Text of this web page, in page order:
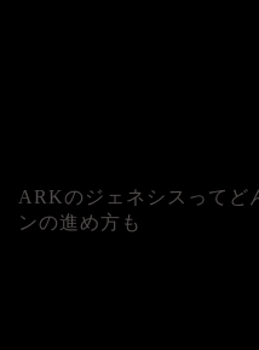
ARKのジェネシスってど
ンの進め方も